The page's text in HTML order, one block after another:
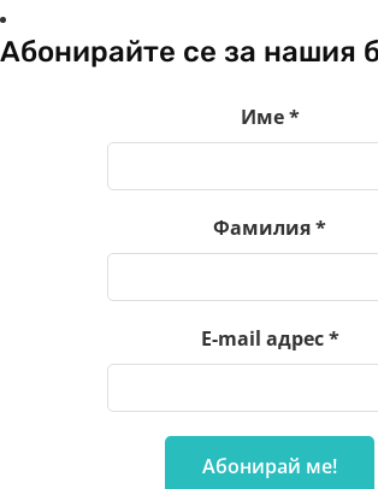
Абонирайте се за нашия
Име*
Фамилия*
E-mail адрес*